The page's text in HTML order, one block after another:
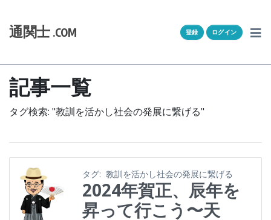
通関士 .COM 登録 ログイン
記事一覧
タグ検索: "教訓を活かし社会の発展に繋げる"
タグ: 教訓を活かし社会の発展に繋げる
2024年賀正、辰年を
昇って行こう〜天
通関Ｑ＆Ａ
HSコード
ユーザー登録